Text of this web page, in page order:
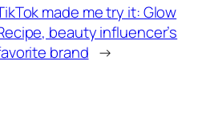
made me try it: Glow
beauty influencer’s
brand →